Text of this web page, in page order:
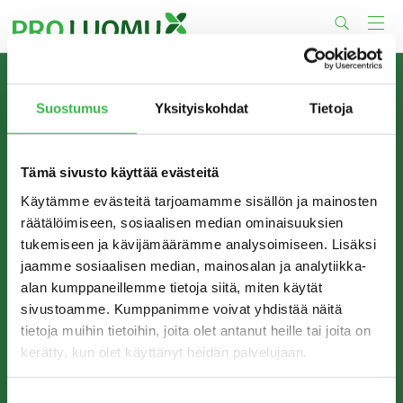
Suostumus Yksityiskohdat Tietoja
Tämä sivusto käyttää evästeitä
Käytämme evästeitä tarjoamamme sisällön ja mainosten
räätälöimiseen, sosiaalisen median ominaisuuksien
tukemiseen ja kävijämäärämme analysoimiseen. Lisäksi
jaamme sosiaalisen median, mainosalan ja analytiikka-
alan kumppaneillemme tietoja siitä, miten käytät
sivustoamme. Kumppanimme voivat yhdistää näitä
tietoja muihin tietoihin, joita olet antanut heille tai joita on
kerätty, kun olet käyttänyt heidän palvelujaan.
to
content
TIETOA MEISTÄ
Pro Luomu on luomualan yhteistyöorganisaatio, joka